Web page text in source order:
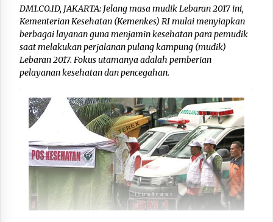
DM1.CO.ID, JAKARTA: Jelang masa mudik Lebaran 2017 ini,
Kementerian Kesehatan (Kemenkes) RI mulai menyiapkan
berbagai layanan guna menjamin kesehatan para pemudik
saat melakukan perjalanan pulang kampung (mudik)
Lebaran 2017. Fokus utamanya adalah pemberian
pelayanan kesehatan dan pencegahan.